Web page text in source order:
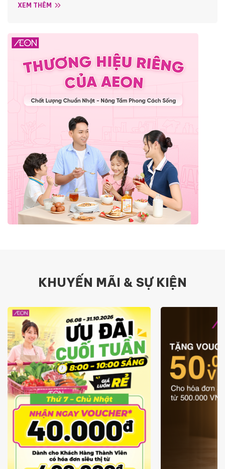
XEM THÊM
KHUYẾN MÃI & SỰ KIỆN